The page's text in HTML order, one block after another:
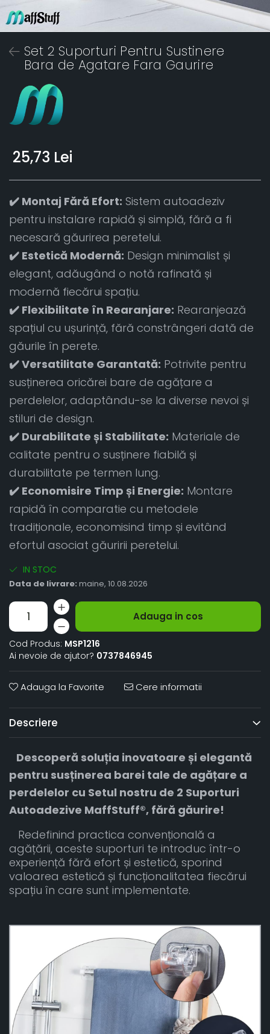
Set 2 Suporturi Pentru Sustinere
Bara de Agatare Fara Gaurire
25,73 Lei
✔️ Montaj Fără Efort: Sistem autoadeziv
pentru instalare rapidă și simplă, fără a fi
necesară găurirea peretelui.
✔️ Estetică Modernă: Design minimalist și
elegant, adăugând o notă rafinată și
modernă fiecărui spațiu.
✔️ Flexibilitate în Rearanjare: Rearanjează
spațiul cu ușurință, fără constrângeri dată de
găurile în perete.
✔️ Versatilitate Garantată: Potrivite pentru
susținerea oricărei bare de agățare a
perdelelor, adaptându-se la diverse nevoi și
stiluri de design.
✔️ Durabilitate și Stabilitate: Materiale de
calitate pentru o susținere fiabilă și
durabilitate pe termen lung.
✔️ Economisire Timp și Energie: Montare
rapidă în comparatie cu metodele
tradiționale, economisind timp și evitând
efortul asociat găuririi peretelui.
IN STOC
Data de livrare: maine, 10.08.2026
Adauga in cos
Cod Produs: MSP1216
Ai nevoie de ajutor? 0737846945
Adauga la Favorite Cere informatii
Descriere
Descoperă soluția inovatoare și elegantă
pentru susținerea barei tale de agățare a
perdelelor cu Setul nostru de 2 Suporturi
Autoadezive MaffStuff®, fără găurire!
Redefinind practica convențională a
agățării, aceste suporturi te introduc într-o
experiență fără efort și estetică, sporind
valoarea estetică și funcționalitatea fiecărui
spațiu în care sunt implementate.